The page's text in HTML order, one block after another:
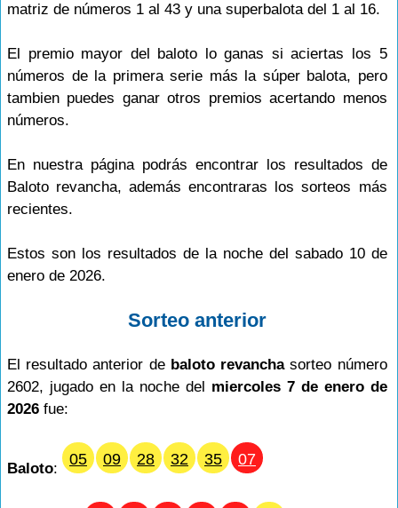
matriz de números 1 al 43 y una superbalota del 1 al 16.
El premio mayor del baloto lo ganas si aciertas los 5
números de la primera serie más la súper balota, pero
tambien puedes ganar otros premios acertando menos
números.
En nuestra página podrás encontrar los resultados de
Baloto revancha, además encontraras los sorteos más
recientes.
Estos son los resultados de la noche del sabado 10 de
enero de 2026.
Sorteo anterior
El resultado anterior de baloto revanchasorteo número
2602, jugado en la noche del miercoles 7 de enero de
2026 fue:
Baloto:
05 09 28 32 35 07